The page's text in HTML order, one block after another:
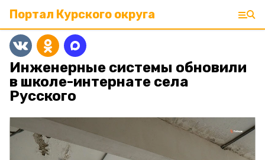
Портал Курского округа
Инженерные системы обновили
в школе-интернате села
Русского